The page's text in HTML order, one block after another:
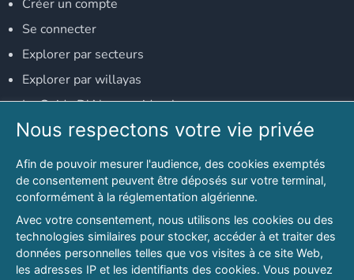
Créer un compte
Se connecter
Explorer par secteurs
Explorer par willayas
Le Guide D'Alger, guide-alger.com
NOS RÉSEAUX SOCIAUX
Notre page Facebook
Notre page LinkedIn
Notre page Instagram
Notre page Twitter
Nous respectons votre vie privée
Afin de pouvoir mesurer l'audience, des cookies exemptés
de consentement peuvent être déposés sur votre terminal,
conformément à la réglementation algérienne.
Avec votre consentement, nous utilisons les cookies ou des
technologies similaires pour stocker, accéder à et traiter des
données personnelles telles que vos visites à ce site Web,
les adresses IP et les identifiants des cookies. Vous pouvez